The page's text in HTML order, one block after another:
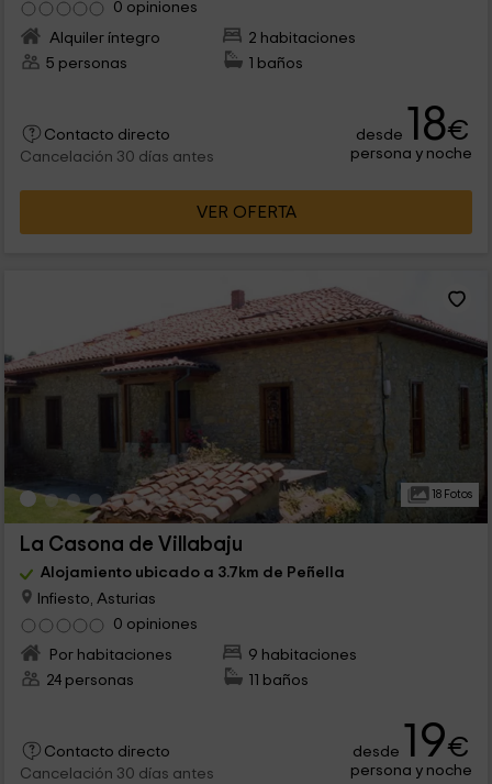
0 opiniones
Alquiler íntegro
2 habitaciones
5 personas
1 baños
Contacto directo
Cancelación 30 días antes
desde 18€
persona y noche
VER OFERTA
18 Fotos
La Casona de Villabaju
Alojamiento ubicado a 3.7km de Peñella
Infiesto, Asturias
0 opiniones
Por habitaciones
9 habitaciones
24 personas
11 baños
Contacto directo
Cancelación 30 días antes
desde 19€
persona y noche